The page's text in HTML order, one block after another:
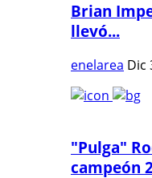
Brian
llevó...
enelarea Dic
"Pulga"
campeón